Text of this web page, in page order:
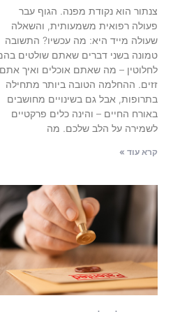
צנתור הוא נקודת מפנה. הגוף עבר
פעולה רפואית משמעותית, והשאלה
שעולה מייד היא: מה עכשיו? התשובה
טמונה בשני דברים שאתם שולטים
לחלוטין – מה שאתם אוכלים ואיך אתם
זזים. ההחלמה הטובה ביותר מתחילה
בתרופות, אבל גם בשינויים מחושבים
באורח החיים – והינה כלים פרקטיים
לשמירה על הלב שלכם. מה
קרא עוד »